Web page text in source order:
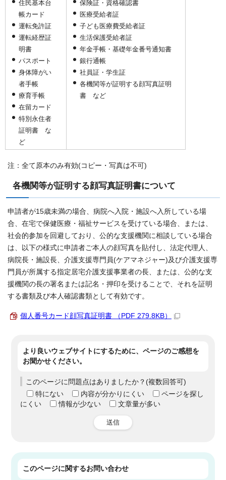
住民基本台
帳カード
運転免許証
運転経歴証
明書
パスポート
身体障がい
者手帳
療育手帳
在留カード
特別永住者
証明書 な
ど
保険証・資格確認書
医療受給者証
子ども医療費受給者証
生活保護受給者証
年金手帳・基礎年金番号通知書
銀行通帳
社員証・学生証
各機関等が証明する顔写真証明
書 など
注：全て原本のみ有効(コピー・写真は不可)
各機関等が証明する顔写真証明書について
申請者が15歳未満の場合、病院へ入院・施設へ入所している場
合、在宅で保健医療・福祉サービスを受けている場合、または、
社会的参加を回避しており、公的な支援機関に相談している場合
は、以下の様式に申請者ご本人の顔写真を貼付し、法定代理人、
病院長・施設長、介護支援専門員(ケアマネジャー)及び介護支援専
門員が所属する指定居宅介護支援事業者の長、または、公的な支
援機関の長の署名または記名・押印を受けることで、それを証明
する書類及び本人確認書類として有効です。
個人番号カード顔写真証明書 （PDF 279.8KB）
より良いウェブサイトにするために、ページのご感想を
お聞かせください。
このページに問題点はありましたか？(複数回答可)
特にない
内容が分かりにくい
ページを探し
にくい
情報が少ない 文章量が多い
送信
このページに関するお問い合わせ